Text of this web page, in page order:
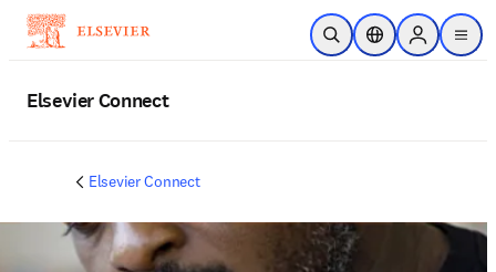
跳转到主内容
开放搜索位置选择器Sign in to
menu
Elsevier Connect
Elsevier Connect